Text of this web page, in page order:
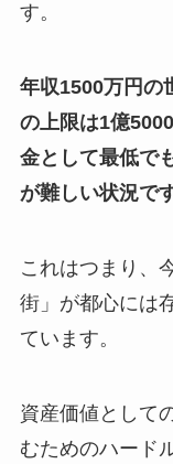
す。
年収1500万円の
の上限は1億
金として最低で
が難しい状況です
これはつまり、
街」が都心には
ています。
資産価値として
むためのハード